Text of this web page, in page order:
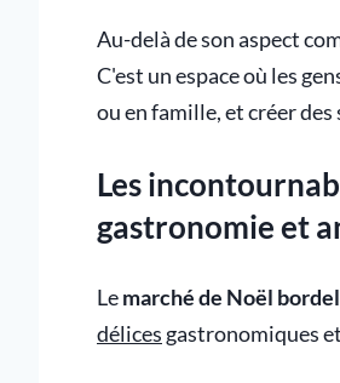
Au-delà de son aspect
C'est un espace où les
ou en famille, et créer
Les
gastronomie et
Lemarché de Noël
délices gastronomiques